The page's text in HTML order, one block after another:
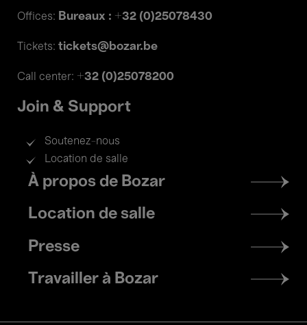
Offices: Bureaux : +32 (0)25078430
Tickets: tickets@bozar.be
Call center: +32 (0)25078200
Join & Support
Soutenez-nous
Location de salle
Footer
menu
À propos de Bozar
Location de salle
Presse
Travailler à Bozar